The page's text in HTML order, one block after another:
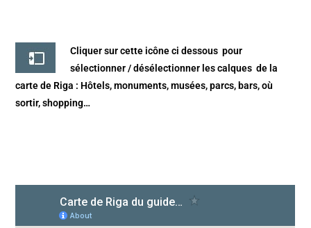
Cliquer sur cette icône ci dessous pour
sélectionner / désélectionner les calques de la
carte de Riga : Hôtels, monuments, musées, parcs, bars, où
sortir, shopping…